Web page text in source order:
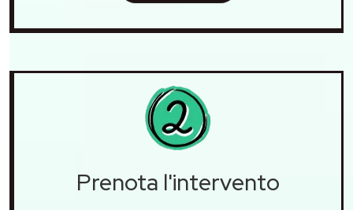
Prenota l'intervento